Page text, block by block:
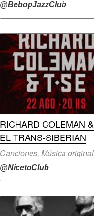
@BebopJazzClub
RICHARD COLEMAN &
EL TRANS-SIBERIAN
Canciones, Música original
@NicetoClub